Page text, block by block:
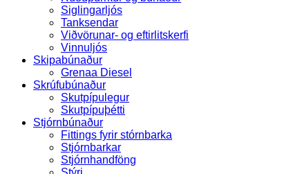
Siglingarljós
Tanksendar
Viðvörunar- og eftirlitskerfi
Vinnuljós
Skipabúnaður
Grenaa Diesel
Skrúfubúnaður
Skutpípulegur
Skutpípuþétti
Stjórnbúnaður
Fittings fyrir stórnbarka
Stjórnbarkar
Stjórnhandföng